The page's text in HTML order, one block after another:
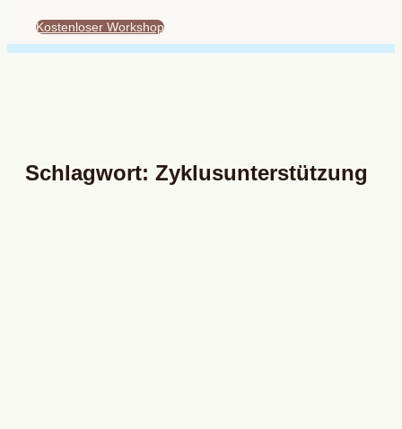
Kostenloser Workshop
Schlagwort: Zyklusunterstützung